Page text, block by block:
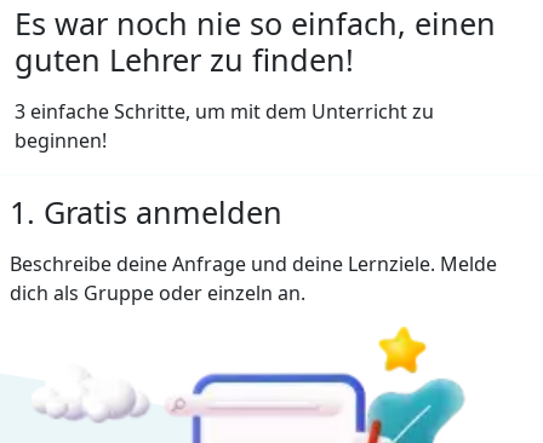
Es war noch nie so einfach, einen
guten Lehrer zu finden!
3 einfache Schritte, um mit dem Unterricht zu
beginnen!
1. Gratis anmelden
Beschreibe deine Anfrage und deine Lernziele. Melde
dich als Gruppe oder einzeln an.